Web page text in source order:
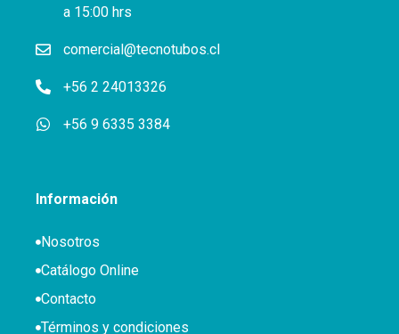
a 15:00 hrs
comercial@tecnotubos.cl
+56 2 24013326
+56 9 6335 3384
Información
Nosotros
Catálogo Online
Contacto
Términos y condiciones